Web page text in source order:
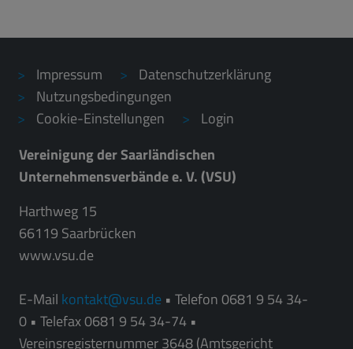
Impressum
Datenschutzerklärung
Nutzungsbedingungen
Cookie-Einstellungen
Login
Vereinigung der Saarländischen
Unternehmensverbände e. V. (VSU)
Harthweg 15
66119 Saarbrücken
www.vsu.de
E-Mail kontakt vsu.de • Telefon 0681 9 54 34-
0 • Telefax 0681 9 54 34-74 •
Vereinsregisternummer 3648 (Amtsgericht